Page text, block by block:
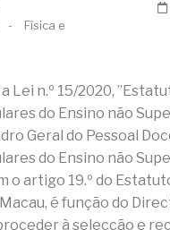
-
Física e
Lei n.º 15/2020,
do Ensino não
Geral do Pessoal
do Ensino não
o artigo 19.º do
é função do
à selecção e